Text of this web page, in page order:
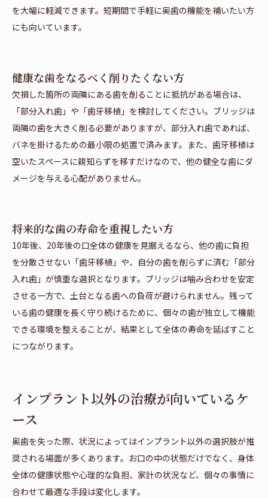
を大幅に軽減できます。短期間で手軽に奥歯の機能を補いたい方
にも向いています。
健康な歯をなるべく削りたくない方
欠損した箇所の両隣にある歯を削ることに抵抗がある場合は、
「部分入れ歯」や「歯牙移植」を検討してください。ブリッジは
両隣の歯を大きく削る必要がありますが、部分入れ歯であれば、
バネを掛けるための最小限の処置で済みます。また、歯牙移植は
空いたスペースに親知らずを移すだけなので、他の健全な歯にダ
メージを与える心配がありません。
将来的な歯の寿命を重視したい方
10年後、20年後の口全体の健康を見据えるなら、他の歯に負担
を分散させない「歯牙移植」や、自分の歯を削らずに済む「部分
入れ歯」が慎重な選択となります。ブリッジは噛み合わせを安定
させる一方で、土台となる歯への負荷が避けられません。残って
いる歯の健康を長く守り続けるために、個々の歯が独立して機能
できる環境を整えることが、結果として全体の寿命を延ばすこと
につながります。
インプラント以外の治療が向いているケ
ース
奥歯を失った際、状況によってはインプラント以外の選択肢が推
奨される場面が多くあります。お口の中の状態だけでなく、身体
全体の健康状態や心理的な負担、家計の状況など、個々の事情に
合わせて最適な手段は変化します。